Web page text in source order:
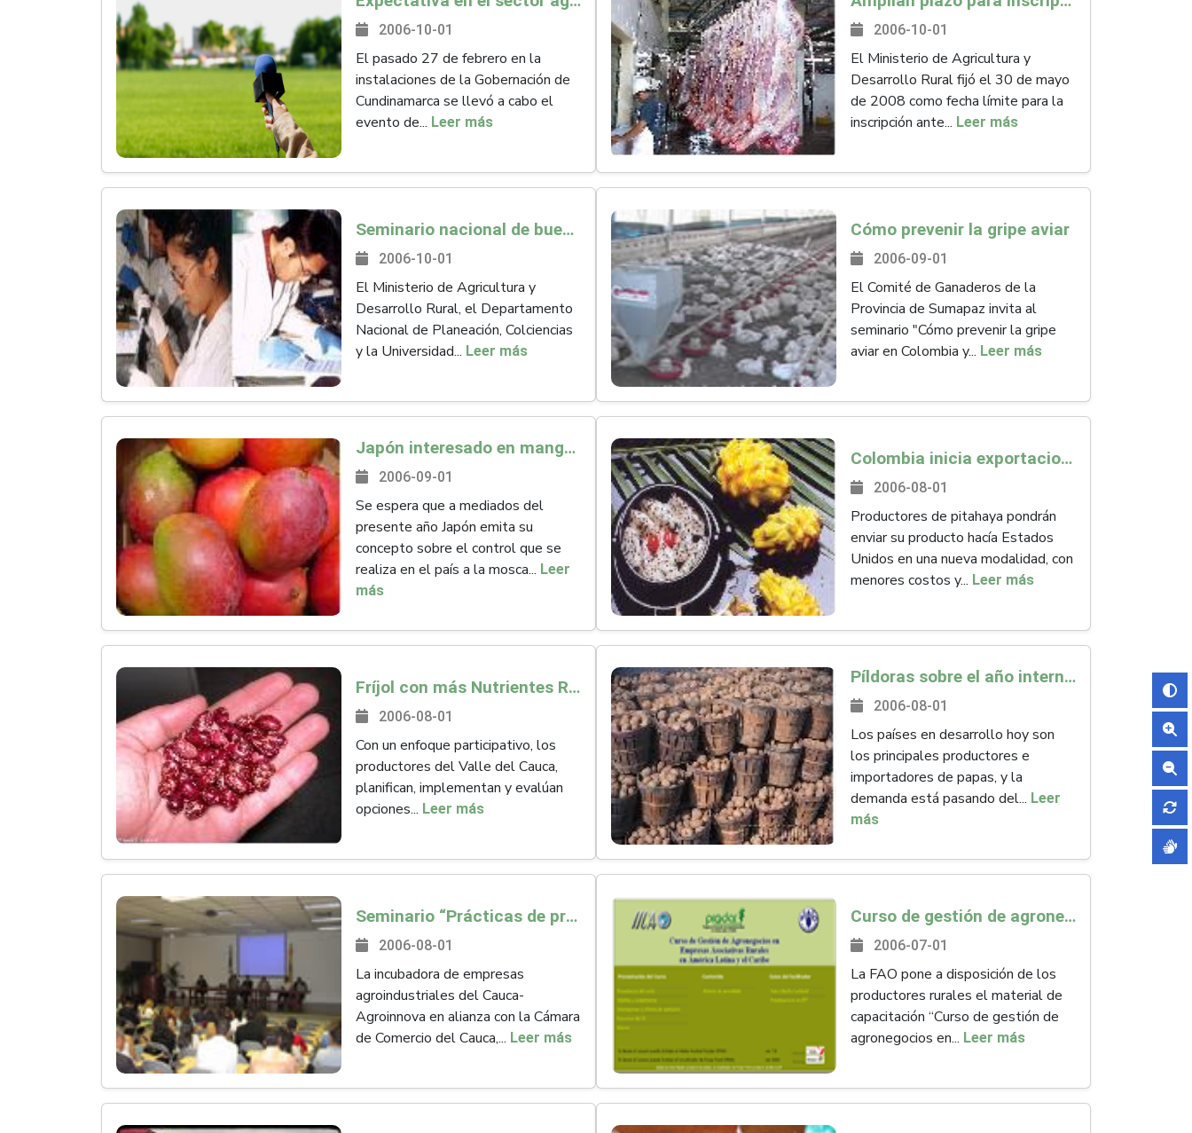
2006-10-01
El pasado 27 de febrero en la
instalaciones de la Gobernación de
Cundinamarca se llevó a cabo el
evento de... Leer más
2006-10-01
El Ministerio de Agricultura y
Desarrollo Rural fijó el 30 de mayo
de 2008 como fecha límite para la
inscripción ante... Leer más
Seminario nacional de buenas prácticas de investigación
2006-10-01
El Ministerio de Agricultura y
Desarrollo Rural, el Departamento
Nacional de Planeación, Colciencias
y la Universidad... Leer más
Cómo prevenir la gripe aviar
2006-09-01
El Comité de Ganaderos de la
Provincia de Sumapaz invita al
seminario "Cómo prevenir la gripe
aviar en Colombia y... Leer más
Japón interesado en mango colombiano
2006-09-01
Se espera que a mediados del
presente año Japón emita su
concepto sobre el control que se
realiza en el país a la mosca... Leer
más
Colombia inicia exportaciones de pitahaya en rodajas a Estados Unidos
2006-08-01
Productores de pitahaya pondrán
enviar su producto hacía Estados
Unidos en una nueva modalidad, con
menores costos y... Leer más
Fríjol con más Nutrientes Revoluciona Campos Colombianos
2006-08-01
Con un enfoque participativo, los
productores del Valle del Cauca,
planifican, implementan y evalúan
opciones... Leer más
Píldoras sobre el año internacional de la Papa: La economía de la papa
2006-08-01
Los países en desarrollo hoy son
los principales productores e
importadores de papas, y la
demanda está pasando del... Leer
más
Seminario “Prácticas de producción y transformación para el acceso a mercados orgánicos”
2006-08-01
La incubadora de empresas
agroindustriales del Cauca-
Agroinnova en alianza con la Cámara
de Comercio del Cauca,... Leer más
Curso de gestión de agronegocios en empresas asociativas rurales
2006-07-01
La FAO pone a disposición de los
productores rurales el material de
capacitación “Curso de gestión de
agronegocios en... Leer más